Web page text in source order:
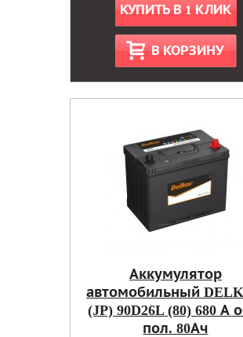
КУПИТЬ В 1 КЛИК
В КОРЗИНУ
Аккумулятор
автомобильный
(JP) 90D26L (80) 680 А
пол. 80Ач